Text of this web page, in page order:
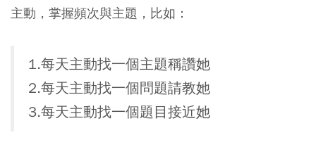
主動，掌握頻次與主題，比如：
1.每天主動找一個主題稱讚她
2.每天主動找一個問題請教她
3.每天主動找一個題目接近她